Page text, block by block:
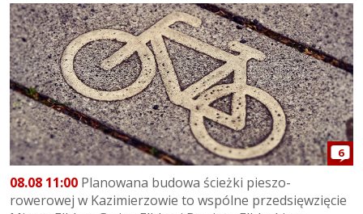
6
08.08 11:00 Planowana budowa ścieżki pieszo-
rowerowej w Kazimierzowie to wspólne przedsięwzięcie